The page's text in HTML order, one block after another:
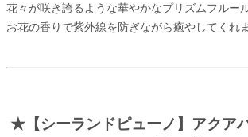
花々が咲き誇るような華やかなプリズムフルー
お花の香りで紫外線を防ぎながら癒やしてくれま
★【シーランドピューノ】アクア